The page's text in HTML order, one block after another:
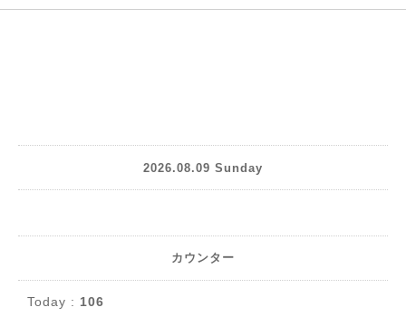
2026.08.09 Sunday
カウンター
Today : 106